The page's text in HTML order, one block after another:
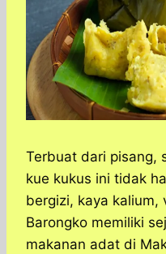
Terbuat dari pisang,
kue kukus ini tidak
bergizi, kaya kalium,
Barongko memiliki
makanan adat di